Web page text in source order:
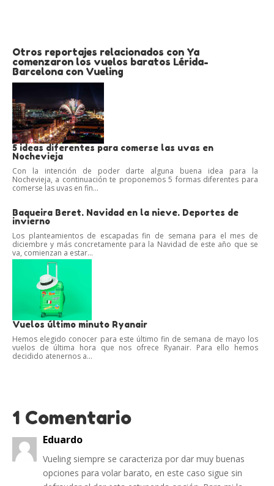
Otros reportajes relacionados con Ya
comenzaron los vuelos baratos Lérida-
Barcelona con Vueling
5 ideas diferentes para comerse las uvas en
Nochevieja
Con la intención de poder darte alguna buena idea para la
Nochevieja, a continuación te proponemos 5 formas diferentes para
comerse las uvas en fin...
Baqueira Beret. Navidad en la nieve. Deportes de
invierno
Los planteamientos de escapadas fin de semana para el mes de
diciembre y más concretamente para la Navidad de este año que se
va, comienzan a estar...
Vuelos último minuto Ryanair
Hemos elegido conocer para este último fin de semana de mayo los
vuelos de última hora que nos ofrece Ryanair. Para ello hemos
decidido atenernos a...
1 Comentario
Eduardo
Vueling siempre se caracteriza por dar muy buenas
opciones para volar barato, en este caso sigue sin